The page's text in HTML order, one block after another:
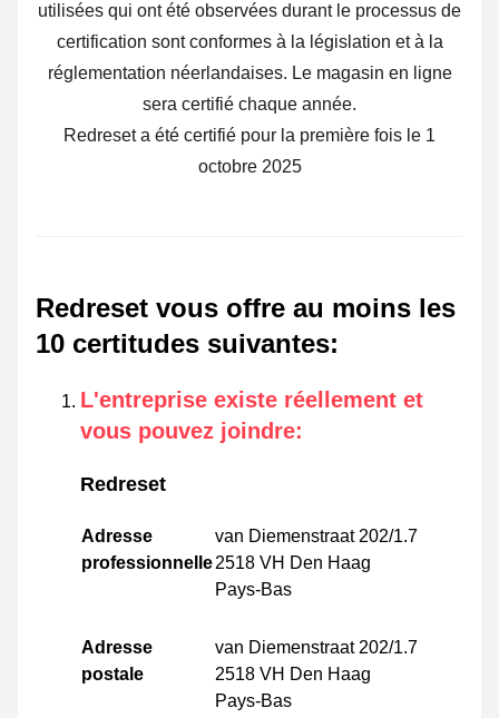
utilisées qui ont été observées durant le processus de
certification sont conformes à la législation et à la
réglementation néerlandaises. Le magasin en ligne
sera certifié chaque année.
Redreset a été certifié pour la première fois le 1
octobre 2025
Redreset vous offre au moins les
10 certitudes suivantes:
L'entreprise existe réellement et
vous pouvez joindre:
Redreset
Adresse
professionnelle
van Diemenstraat 202/1.7
2518 VH Den Haag
Pays-Bas
Adresse
postale
van Diemenstraat 202/1.7
2518 VH Den Haag
Pays-Bas